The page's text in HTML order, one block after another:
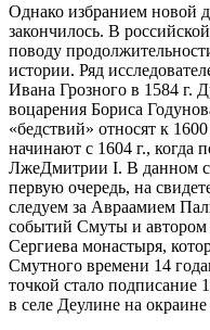
Однако избранием новой
закончилось. В
поводу
истории. Ряд
Ивана Грозного в 1584 г.
воцарения Бориса
«бедствий» относят к
начинают с 1604 г., когда
ЛжеДмитрии I. В данном
первую очередь, на
следуем за Авраамием
событий Смуты и автором
Сергиева монастыря,
Смутного времени 14
точкой стало подписание
в селе Деулине на